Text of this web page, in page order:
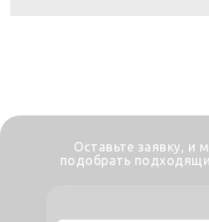
Оставьте заявку, и
подобрать